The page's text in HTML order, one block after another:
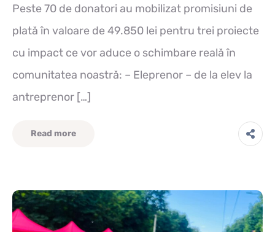
Peste 70 de donatori au mobilizat promisiuni de
plată în valoare de 49.850 lei pentru trei proiecte
cu impact ce vor aduce o schimbare reală în
comunitatea noastră: – Eleprenor – de la elev la
antreprenor […]
Read more